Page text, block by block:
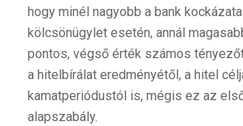
hogy minél nagyobb a bank
kölcsönügylet esetén, annál
pontos, végső érték számos
a hitelbírálat eredményétől, a hitel
kamatperiódustól is, mégis ez az
alapszabály.